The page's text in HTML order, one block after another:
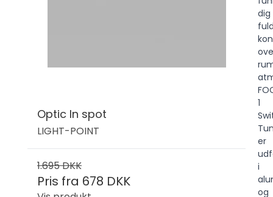
Optic In spot
LIGHT-POINT
1.695 DKK
Pris fra 678 DKK
dig
1
er
i
og